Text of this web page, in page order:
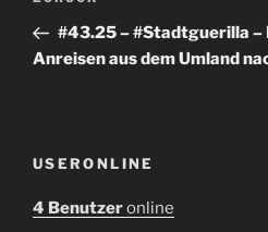
Beitrag
#43.25 – #Stadtguerilla –
Anreisen aus dem Umland
USERONLINE
4 Benutzeronline